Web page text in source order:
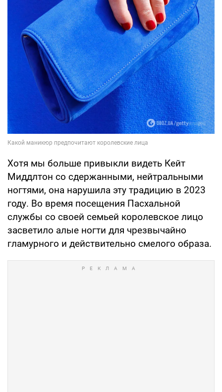
Хотя мы больше привыкли видеть Кейт
Миддлтон со сдержанными, нейтральными
ногтями, она нарушила эту традицию в 2023
году. Во время посещения Пасхальной
службы со своей семьей королевское лицо
засветило алые ногти для чрезвычайно
гламурного и действительно смелого образа.